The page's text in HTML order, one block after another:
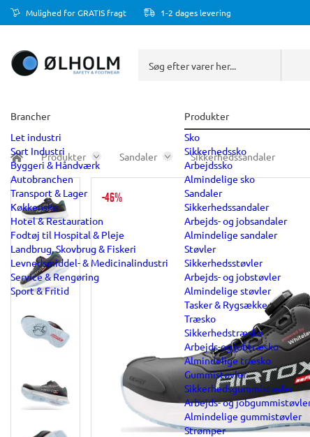
Mulighed for GRATIS fragt 1-2 dages levering
Brancher
Let industri
Sort Industri
Byggeri & Håndværk
Autobranchen
Transport & Lager
Køkkensko
Hotel & Restauration
Fodtøj til Hospital & Pleje
Landbrug, Skovbrug & Fiskeri
Levnedsmiddel- & Medicinalindustri
Service & Rengøring
Sport & Fritid
Produkter
Sko
Sikkerhedssko
Arbejdssko
Almindelige sko
Sandaler
Sikkerhedssandaler
Arbejds- og jobsandaler
Almindelige sandaler
Støvler
Sikkerhedsstøvler
Arbejds- og jobstøvler
Almindelige støvler
Tasker & Rygsække
Træsko
Sikkerhedstræsko
Arbejds-og jobtræsko
Almindelige træsko
Gummistøvler
Sikkerhedsgummistøvler
Arbejds- og
Almindelige gummistøvler
Strømper
Produkter Sandaler Sikkerhedssandaler
-46%